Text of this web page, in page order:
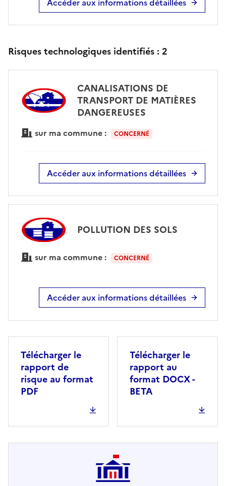
Accéder aux informations détaillées
Risques technologiques identifiés : 2
CANALISATIONS DE
TRANSPORT DE MATIÈRES
DANGEREUSES
sur ma commune : CONCERNÉ
Accéder aux informations détaillées
POLLUTION DES SOLS
sur ma commune : CONCERNÉ
Accéder aux informations détaillées
Télécharger le
rapport de
risque au format
PDF
Télécharger le
rapport au
format DOCX -
BETA